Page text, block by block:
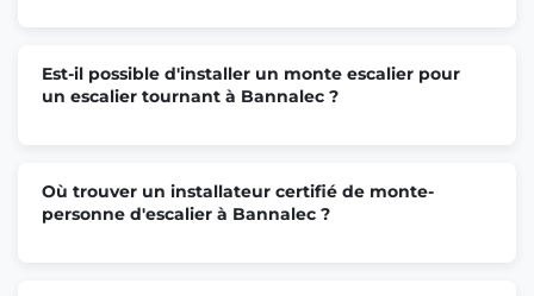
Est-il possible d'installer un monte escalier pour
un escalier tournant à Bannalec ?
Où trouver un installateur certifié de monte-
personne d'escalier à Bannalec ?